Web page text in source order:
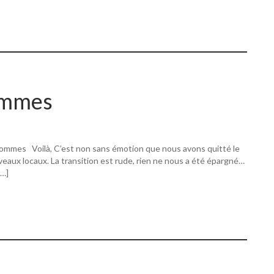
Voilà, C’est non sans émotion que nous avons quitté le
locaux. La transition est rude, rien ne nous a été épargné…